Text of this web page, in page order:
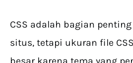
CSS adalah bagian
situs, tetapi ukuran file